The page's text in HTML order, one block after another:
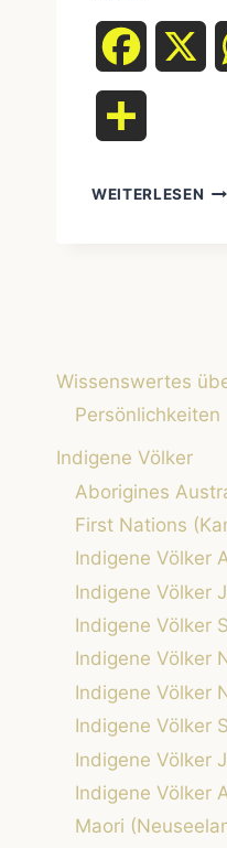
Facebook
WEITERLESEN AUF
Wissenswertes
Persönlichkeiten
Indigene Völker
Aborigines
First Nations
Indigene Völker
Indigene Völker
Indigene Völker
Indigene Völker
Indigene Völker
Indigene Völker
Indigene Völker
Indigene Völker
Maori